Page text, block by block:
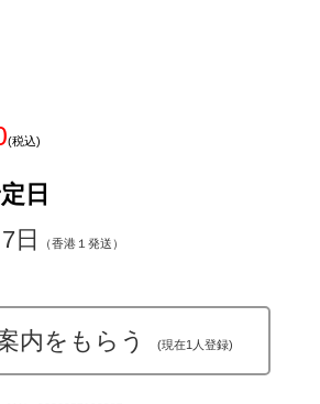
(税込)
日
日
（香港１発送）
内をもらう (現在1人登録)